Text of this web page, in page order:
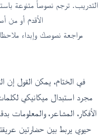
التدريب. ترجم نصوصاً متنوعة
الأقدم أو من
في الختام، يمكن القول إن
مجرد استبدال ميكانيكي
الأفكار، المشاعر، والمعلومات
حيوي يربط بين حضارتين